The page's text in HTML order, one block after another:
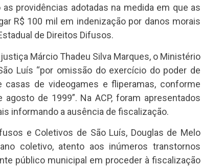
providências adotadas na medida em que as
R$ 100 mil em indenização por danos morais
de Direitos Difusos.
Márcio Thadeu Silva Marques, o Ministério
Luís “por omissão do exercício do poder de
de videogames e fliperamas, conforme
de 1999”. Na ACP, foram apresentados
informando a ausência de fiscalização.
e Coletivos de São Luís, Douglas de Melo
coletivo, atento aos inúmeros transtornos
público municipal em proceder à fiscalização